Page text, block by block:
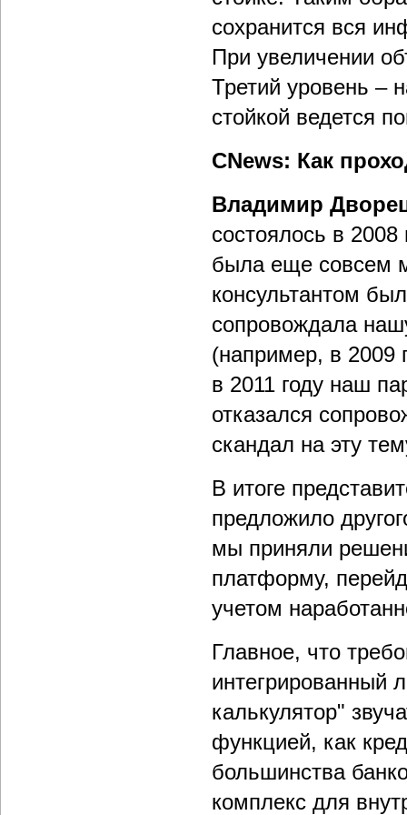
сохранится вся
При увеличении
Третий уровень –
стойкой ведется
CNews: Как
Владимир
состоялось в
была еще совсем
консультантом
сопровождала
(например, в 2009
в 2011 году наш
отказался
скандал на эту
В итоге
предложило
мы приняли
платформу,
учетом
Главное, что
интегрированный
калькулятор"
функцией, как
большинства
комплекс для